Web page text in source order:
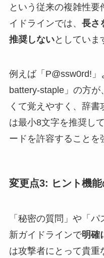
という従来の複雑性
イドラインでは、 長さ
推奨しないとしていま
例えば「P@ssw0rd!
battery-staple」の方
くて覚えやすく、辞
は最小8文字を推奨し
ードを許容することを
変更点3: ヒント機能
「秘密の質問」や「
新ガイドラインで明確
は攻撃者にとって貴重